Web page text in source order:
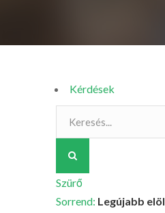
Kérdések
Szürő
Sorrend: Legújabb elöl